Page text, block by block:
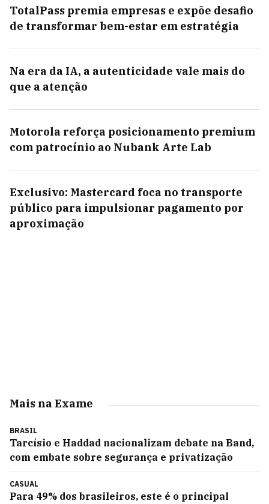
TotalPass premia empresas e expõe desafio
de transformar bem-estar em estratégia
Na era da IA, a autenticidade vale mais do
que a atenção
Motorola reforça posicionamento premium
com patrocínio ao Nubank Arte Lab
Exclusivo: Mastercard foca no transporte
público para impulsionar pagamento por
aproximação
Mais na Exame
BRASIL
Tarcísio e Haddad nacionalizam debate na Band,
com embate sobre segurança e privatização
CASUAL
Para 49% dos brasileiros, este é o principal